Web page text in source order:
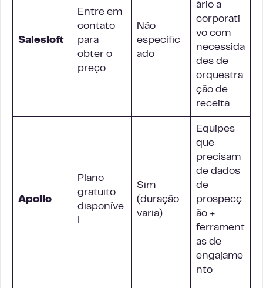
Salesloft
Entre em
contato
para
obter o
preço
Não
especific
ado
ário a
corporati
vo com
necessida
des de
orquestra
ção de
receita
Apollo
Plano
gratuito
disponíve
Sim
(duração
varia)
Equipes
que
precisam
de dados
de
prospecç
ão +
ferrament
as de
engajame
nto